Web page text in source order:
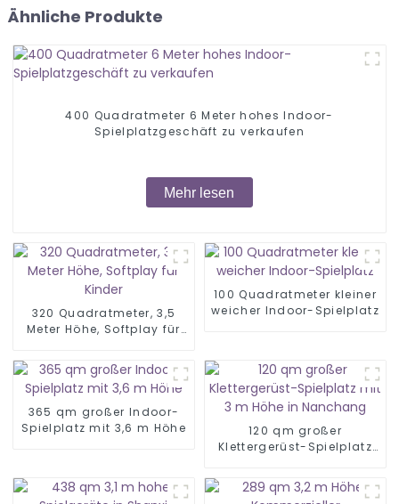
Ähnliche Produkte
400 Quadratmeter 6 Meter hohes Indoor-
Spielplatzgeschäft zu verkaufen
Mehr lesen
320 Quadratmeter, 3,5
Meter Höhe, Softplay für
100 Quadratmeter kleiner
weicher Indoor-Spielplatz
365 qm großer Indoor-
Spielplatz mit 3,6 m Höhe
120 qm großer
Klettergerüst-Spielplatz
Nanchang